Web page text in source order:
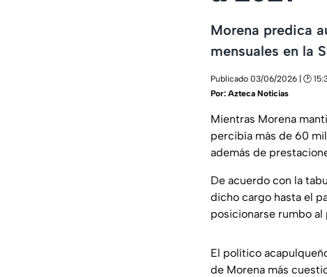
Morena predica
mensuales en la
Publicado 03/06/2026 | 🕑
Por: Azteca Noticias
Mientras Morena
percibía más de 60
además de
De acuerdo con la
dicho cargo hasta el
posicionarse rumbo
El político
de Morena más